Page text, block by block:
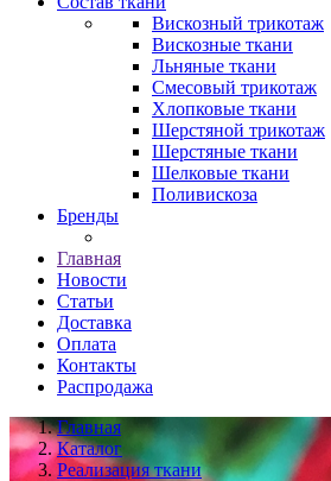
Вискозный трикотаж
Вискозные ткани
Льняные ткани
Смесовый трикотаж
Хлопковые ткани
Шерстяной трикотаж
Шерстяные ткани
Шелковые ткани
Поливискоза
Бренды
Главная
Новости
Статьи
Доставка
Оплата
Контакты
Распродажа
Главная
Каталог
Реализация ткани